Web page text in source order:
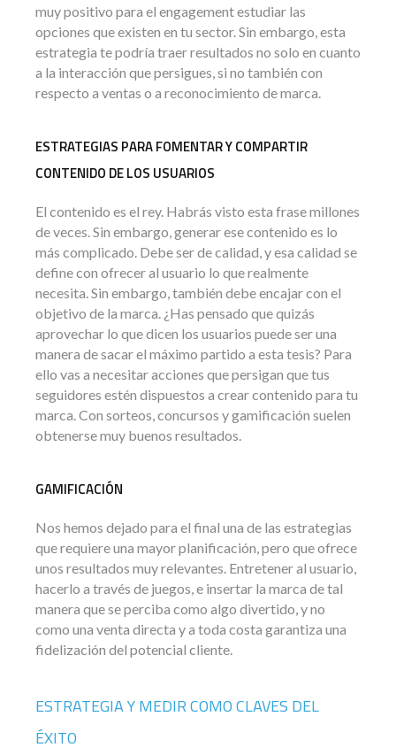
muy positivo para el engagement estudiar las
opciones que existen en tu sector. Sin embargo, esta
estrategia te podría traer resultados no solo en cuanto
a la interacción que persigues, si no también con
respecto a ventas o a reconocimiento de marca.
ESTRATEGIAS PARA FOMENTAR Y COMPARTIR
CONTENIDO DE LOS USUARIOS
El contenido es el rey. Habrás visto esta frase millones
de veces. Sin embargo, generar ese contenido es lo
más complicado. Debe ser de calidad, y esa calidad se
define con ofrecer al usuario lo que realmente
necesita. Sin embargo, también debe encajar con el
objetivo de la marca. ¿Has pensado que quizás
aprovechar lo que dicen los usuarios puede ser una
manera de sacar el máximo partido a esta tesis? Para
ello vas a necesitar acciones que persigan que tus
seguidores estén dispuestos a crear contenido para tu
marca. Con sorteos, concursos y gamificación suelen
obtenerse muy buenos resultados.
GAMIFICACIÓN
Nos hemos dejado para el final una de las estrategias
que requiere una mayor planificación, pero que ofrece
unos resultados muy relevantes. Entretener al usuario,
hacerlo a través de juegos, e insertar la marca de tal
manera que se perciba como algo divertido, y no
como una venta directa y a toda costa garantiza una
fidelización del potencial cliente.
ESTRATEGIA Y MEDIR COMO CLAVES DEL
ÉXITO